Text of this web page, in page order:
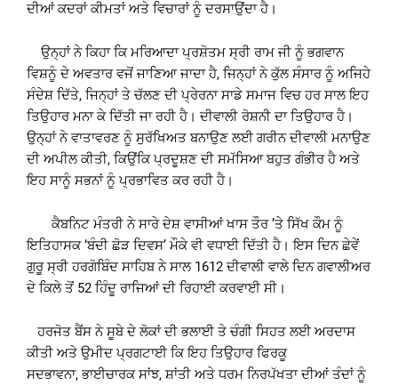
ਦੀਆਂ ਕਦਰਾਂ ਕੀਮਤਾਂ ਅਤੇ ਵਿਚਾਰਾਂ ਨੂੰ ਦਰਸਾਉਂਦਾ ਹੈ।
ਉਨ੍ਹਾਂ ਨੇ ਕਿਹਾ ਕਿ ਮਰਿਆਦਾ ਪ੍ਰਸ਼ੋਤਮ ਸ੍ਰੀ ਰਾਮ ਜੀ ਨੂੰ ਭਗਵਾਨ
ਵਿਸ਼ਨੂੰ ਦੇ ਅਵਤਾਰ ਵਜੋਂ ਜਾਣਿਆ ਜਾਦਾ ਹੈ, ਜਿਨ੍ਹਾਂ ਨੇ ਕੁੱਲ ਸੰਸਾਰ ਨੂੰ ਅਜਿਹੇ
ਸੰਦੇਸ਼ ਦਿੱਤੇ, ਜਿਨ੍ਹਾਂ ਤੇ ਚੱਲਣ ਦੀ ਪ੍ਰੇਰਨਾ ਸਾਡੇ ਸਮਾਜ ਵਿਚ ਹਰ ਸਾਲ ਇਹ
ਤਿਉਹਾਰ ਮਨਾ ਕੇ ਦਿੱਤੀ ਜਾ ਰਹੀ ਹੈ। ਦੀਵਾਲੀ ਰੋਸ਼ਨੀ ਦਾ ਤਿਉਹਾਰ ਹੈ।
ਉਨ੍ਹਾਂ ਨੇ ਵਾਤਾਵਰਣ ਨੂੰ ਸੁਰੱਖਿਅਤ ਬਨਾਉਣ ਲਈ ਗਰੀਨ ਦੀਵਾਲੀ ਮਨਾਉਣ
ਦੀ ਅਪੀਲ ਕੀਤੀ, ਕਿਉਂਕਿ ਪ੍ਰਦੂਸ਼ਣ ਦੀ ਸਮੱਸਿਆ ਬਹੁਤ ਗੰਭੀਰ ਹੈ ਅਤੇ
ਇਹ ਸਾਨੂੰ ਸਭਨਾਂ ਨੂੰ ਪ੍ਰਭਾਵਿਤ ਕਰ ਰਹੀ ਹੈ।
ਕੈਬਨਿਟ ਮੰਤਰੀ ਨੇ ਸਾਰੇ ਦੇਸ਼ ਵਾਸੀਆਂ ਖਾਸ ਤੌਰ ’ਤੇ ਸਿੱਖ ਕੌਮ ਨੂੰ
ਇਤਿਹਾਸਕ ‘ਬੰਦੀ ਛੋੜ ਦਿਵਸ’ ਮੌਕੇ ਵੀ ਵਧਾਈ ਦਿੱਤੀ ਹੈ। ਇਸ ਦਿਨ ਛੇਵੇਂ
ਗੁਰੂ ਸ੍ਰੀ ਹਰਗੋਬਿੰਦ ਸਾਹਿਬ ਨੇ ਸਾਲ 1612 ਦੀਵਾਲੀ ਵਾਲੇ ਦਿਨ ਗਵਾਲੀਅਰ
ਦੇ ਕਿਲੇ ਤੋਂ 52 ਹਿੰਦੂ ਰਾਜਿਆਂ ਦੀ ਰਿਹਾਈ ਕਰਵਾਈ ਸੀ।
ਹਰਜੋਤ ਬੈਂਸ ਨੇ ਸੂਬੇ ਦੇ ਲੋਕਾਂ ਦੀ ਭਲਾਈ ਤੇ ਚੰਗੀ ਸਿਹਤ ਲਈ ਅਰਦਾਸ
ਕੀਤੀ ਅਤੇ ਉਮੀਦ ਪ੍ਰਗਟਾਈ ਕਿ ਇਹ ਤਿਉਹਾਰ ਫਿਰਕੂ
ਸਦਭਾਵਨਾ, ਭਾਈਚਾਰਕ ਸਾਂਝ, ਸ਼ਾਂਤੀ ਅਤੇ ਧਰਮ ਨਿਰਪੱਖਤਾ ਦੀਆਂ ਤੰਦਾਂ ਨੂੰ